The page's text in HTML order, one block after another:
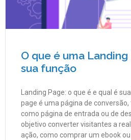
O que é uma
sua função
Landing Page: o que é e qual é
page é uma página de
como página de entrada ou de
objetivo converter visitantes a
ação, como comprar um ebook